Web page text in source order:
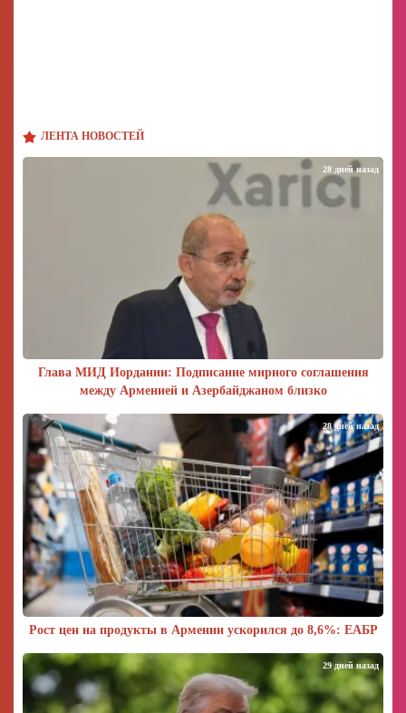
ЛЕНТА НОВОСТЕЙ
Глава МИД Иордании: Подписание мирного соглашения
между Арменией и Азербайджаном близко
28 дней назад
Рост цен на продукты в Армении ускорился до 8,6%: ЕАБР
28 дней назад
29 дней назад